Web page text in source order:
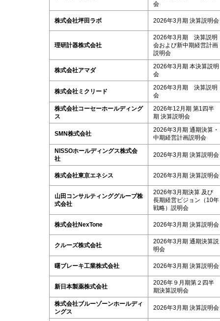
会
株式会社坪田ラボ 2026年3月期 決算説明会
理研計器株式会社
2026年3月期 決算説明
会および新中期経営計画
説明会
株式会社アマダ
2026年3月期 本決算説明
会
株式会社ミクリード
2026年3月期 決算説明
会
株式会社コーセーホールディング
ス
2026年12月期 第1四半
期 決算説明会
SMN株式会社
2026年3月期 通期決算・
中期経営計画説明会
NISSOホールディングス株式会
社
2026年3月期 決算説明会
株式会社東京エネシス 2026年3月期 決算説明会
山田コンサルティンググループ株
式会社
2026年3月期決算 及び
長期経営ビジョン（10年
戦略）説明会
株式会社NexTone 2026年3月期 決算説明会
クルーズ株式会社
2026年3月期 通期決算説
明会
曙ブレーキ工業株式会社 2026年3月期 決算説明会
新日本製薬株式会社
2026年９月期第２四半
期決算説明会
株式会社ブルーゾーンホールディ
ングス
2026年3月期 決算説明会